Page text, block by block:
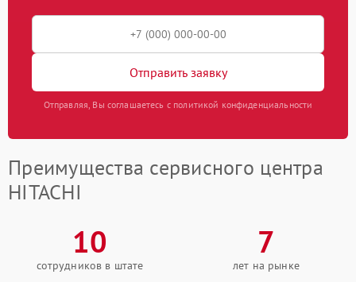
Отправить заявку
Отправляя, Вы соглашаетесь с политикой конфиденциальности
Преимущества сервисного центра
HITACHI
10
сотрудников в штате
7
лет на рынке